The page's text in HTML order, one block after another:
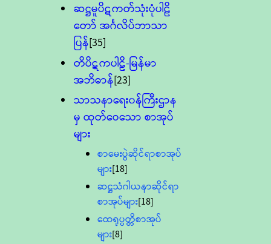
ဆဋ္ဌမူပိဋကတ်သုံးပုံပါဠိ
တော် အင်္ဂလိပ်ဘာသာ
ပြန်[35]
တိပိဋကပါဠိ-မြန်မာ
အဘိဓာန်[23]
သာသနာရေး၀န်ကြီးဌာန
မှ ထုတ်ဝေသော စာအုပ်
များ
စာမေးပွဲဆိုင်ရာစာအုပ်
များ[18]
ဆဋ္ဌသံဂါယနာဆိုင်ရာ
စာအုပ်များ[18]
ထေရုပ္ပတ္တိစာအုပ်
များ[8]